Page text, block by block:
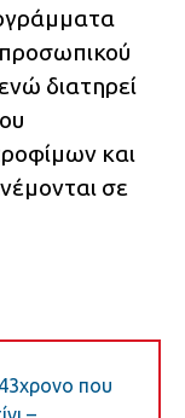
διατηρεί
και
σε
που